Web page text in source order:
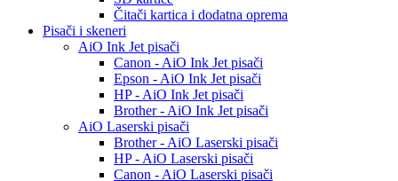
Čitači kartica i dodatna oprema
Pisači i skeneri
AiO Ink Jet pisači
Canon - AiO Ink Jet pisači
Epson - AiO Ink Jet pisači
HP - AiO Ink Jet pisači
Brother - AiO Ink Jet pisači
AiO Laserski pisači
Brother - AiO Laserski pisači
HP - AiO Laserski pisači
Canon - AiO Laserski pisači